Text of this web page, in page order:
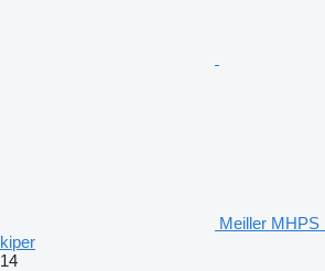
Meiller MHPS
kiper
14